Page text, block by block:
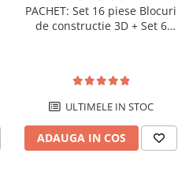
PACHET: Set 16 piese Blocuri
de constructie 3D + Set 6
ULTIMELE IN STOC
ADAUGA IN COS